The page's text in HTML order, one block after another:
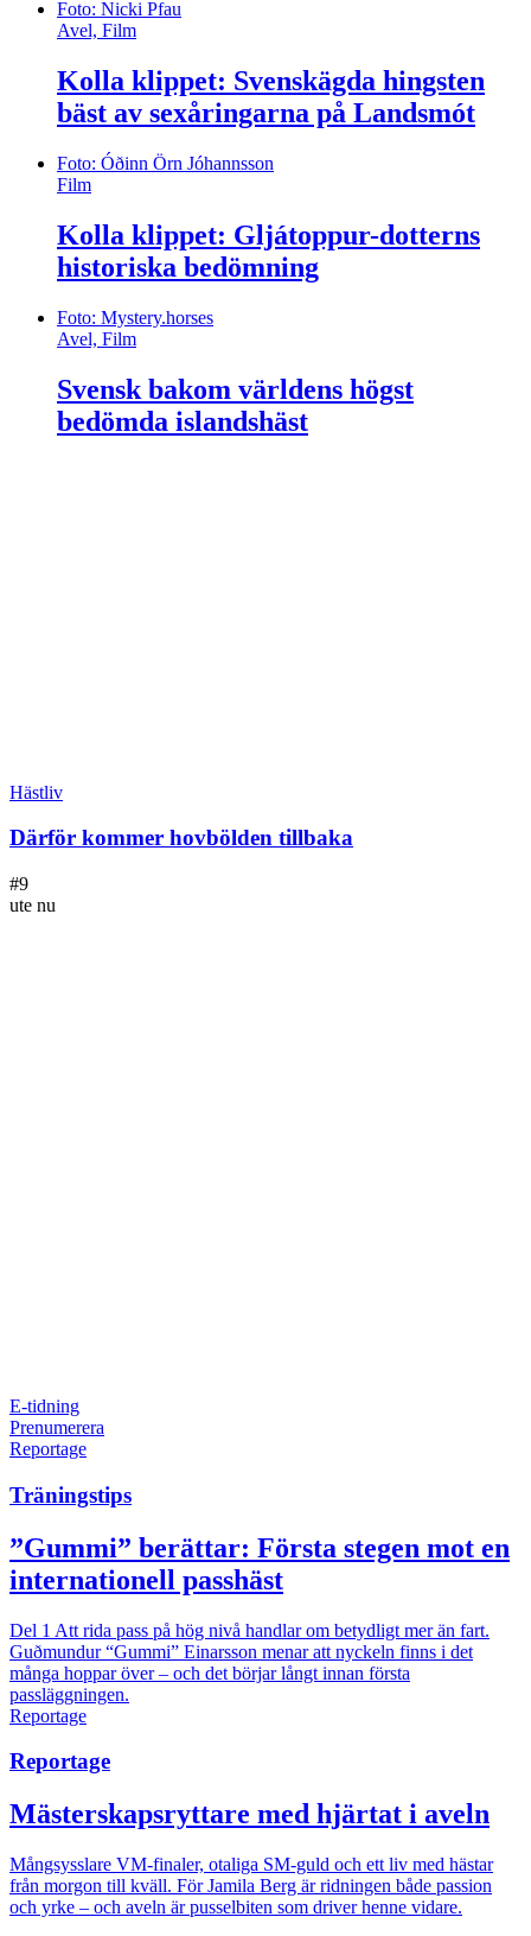
Foto: Nicki Pfau
Avel, Film
Kolla klippet: Svenskägda hingsten
bäst av sexåringarna på Landsmót
Foto: Óðinn Örn Jóhannsson
Film
Kolla klippet: Gljátoppur-dotterns
historiska bedömning
Foto: Mystery.horses
Avel, Film
Svensk bakom världens högst
bedömda islandshäst
Hästliv
Därför kommer hovbölden tillbaka
#9
ute nu
E-tidning
Prenumerera
Reportage
Träningstips
”Gummi” berättar: Första stegen mot en
internationell passhäst
Del 1 Att rida pass på hög nivå handlar om betydligt mer än fart.
Guðmundur “Gummi” Einarsson menar att nyckeln finns i det
många hoppar över – och det börjar långt innan första
passläggningen.
Reportage
Reportage
Mästerskapsryttare med hjärtat i aveln
Mångsysslare VM-finaler, otaliga SM-guld och ett liv med hästar
från morgon till kväll. För Jamila Berg är ridningen både passion
och yrke – och aveln är pusselbiten som driver henne vidare.